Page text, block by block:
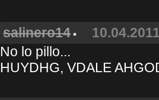
salinero14
No lo pillo...
HUYDHG, VDALE